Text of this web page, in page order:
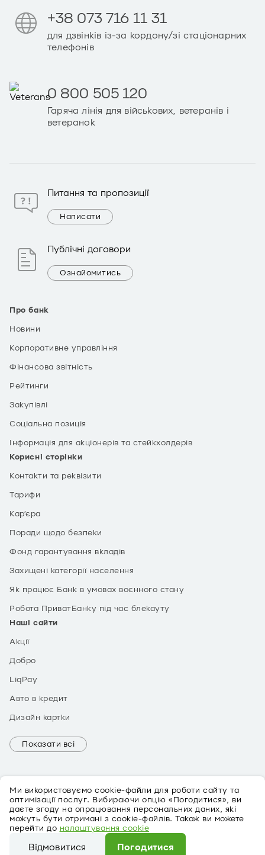
Ми використовуємо cookie-файли для роботи сайту та
оптимізації послуг. Вибираючи опцію «Погодитися», ви
даєте згоду на опрацювання персональних даних, які
можуть бути отримані з cookie-файлів. Також ви можете
перейти до налаштування cookie
Відмовитися Погодитися
Про банк
Новини
Корпоративне управління
Фінансова звітність
Рейтинги
Закупівлі
Соціальна позиція
Інформація для акціонерів та стейкхолдерів
Корисні сторінки
Контакти та реквізити
Тарифи
Кар’єра
Поради щодо безпеки
Фонд гарантування вкладів
Захищені категорії населення
Як працює Банк в умовах воєнного стану
Робота ПриватБанку під час блекауту
Наші сайти
Акції
Добро
LiqPay
Авто в кредит
Дизайн картки
Показати всі
+38 073 716 11 31
для дзвінків із-за кордону/зі стаціонарних
телефонів
0 800 505 120
Гаряча лінія для військових, ветеранів і
ветеранок
Питання та пропозиції
Написати
Публічні договори
Ознайомитись
EN
2026 ПриватБанк Ліцензія № 22 від 05.10.2011